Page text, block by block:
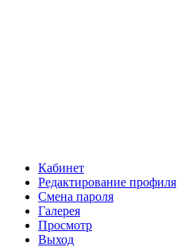
Кабинет
Редактирование профиля
Смена пароля
Галерея
Просмотр
Выход